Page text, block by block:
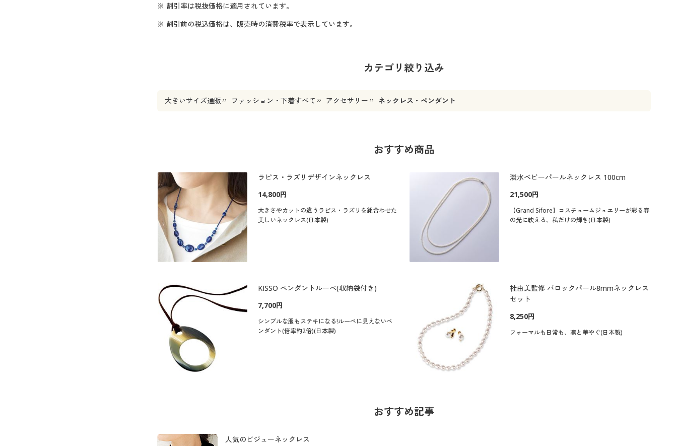
※ 割引率は税抜価格に適用されています。
※ 割引前の税込価格は、販売時の消費税率で表示しています。
カテゴリ絞り込み
大きいサイズ通販 ファッション・下着すべて アクセサリー ネックレス・ペンダント
おすすめ商品
ラピス・ラズリデザインネックレス
14,800円
大きさやカットの違うラピス・ラズリを組合わせた
美しいネックレス(日本製)
淡水ベビーパールネックレス 100cm
21,500円
【Grand Sifore】コスチュームジュエリーが彩る春
の光に映える、私だけの輝き(日本製)
KISSO ペンダントルーペ(収納袋付き)
7,700円
シンプルな服もステキになる!ルーペに見えないペ
ンダント(倍率約2倍)(日本製)
桂由美監修 バロックパール8mmネックレス
セット
8,250円
フォーマルも日常も、凛と華やぐ(日本製)
おすすめ記事
人気のビジューネックレス